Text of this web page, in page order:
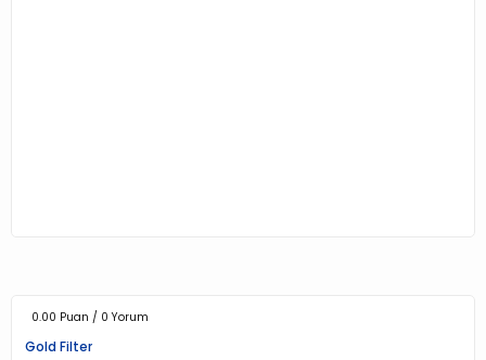
0.00 Puan / 0 Yorum
Gold Filter